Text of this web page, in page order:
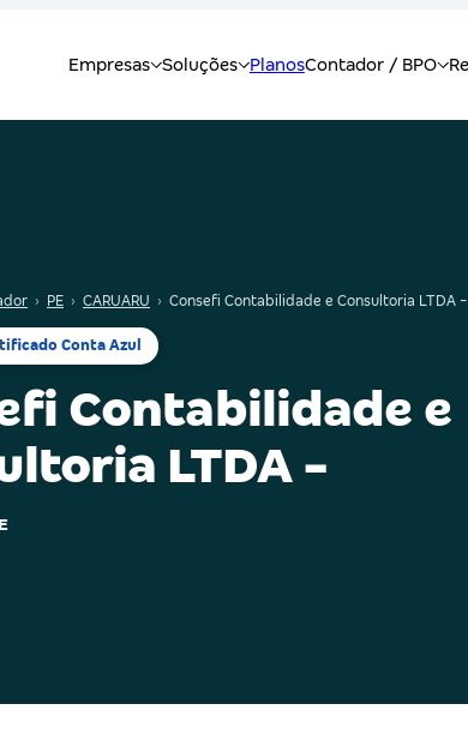
› PE › CARUARU › Consefi Contabilidade e Consultoria LTDA -
Conta Azul
Contabilidade e
LTDA -